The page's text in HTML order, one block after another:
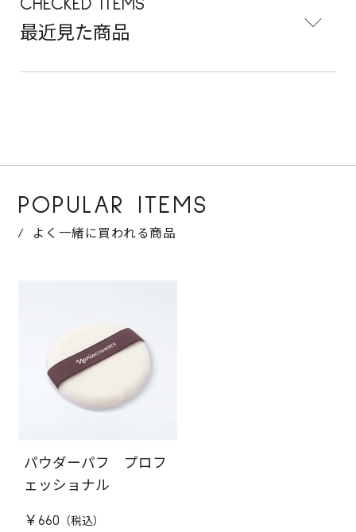
CHECKED ITEMS
最近見た商品
POPULAR ITEMS
よく一緒に買われる商品
パウダーパフ プロフ
ェッショナル
￥660